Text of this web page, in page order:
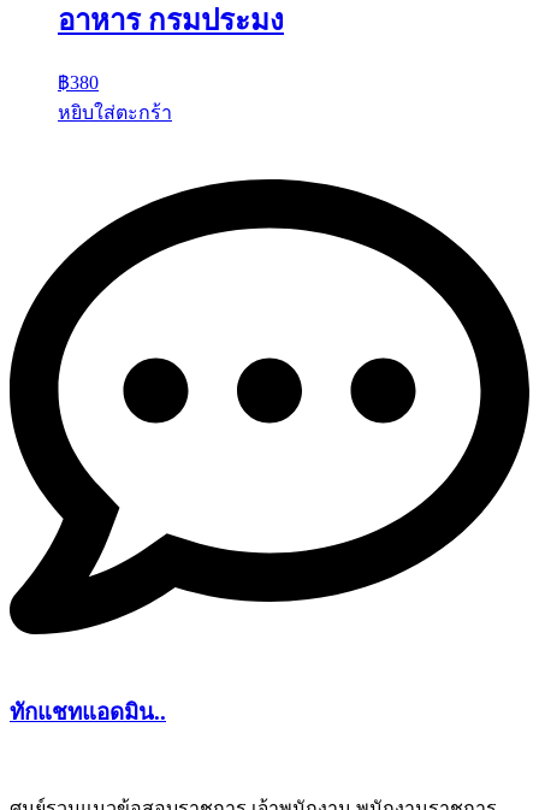
อาหาร กรมประมง
฿380
หยิบใส่ตะกร้า
ทักแชทแอดมิน..